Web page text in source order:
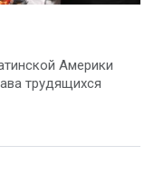
Америки
трудящихся